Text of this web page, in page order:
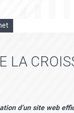
LA
d’un site web